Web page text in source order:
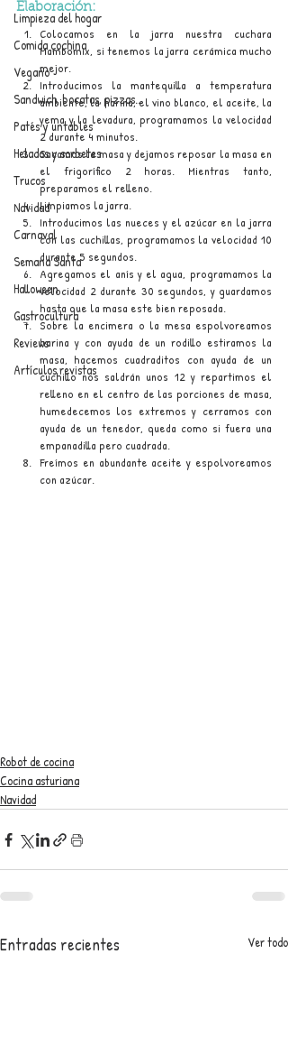
Limpieza del hogar
Comida cochina
Vegano
Sandwich, bocatas, pizzas...
Patés y untables
Helados y sorbetes
Trucos
Navidad
Carnaval
Semana Santa
Halloween
Gastrocultura
Reviews
Artículos revistas
Elaboración:
Colocamos en la jarra nuestra cuchara
Mambomix, si tenemos la jarra cerámica mucho
mejor.
Introducimos la mantequilla a temperatura
ambiente, la harina, el vino blanco, el aceite, la
yema y la levadura, programamos la velocidad
2 durante 4 minutos.
Sacamos la masa y dejamos reposar la masa en
el frigorífico 2 horas. Mientras tanto,
preparamos el relleno.
Limpiamos la jarra.
Introducimos las nueces y el azúcar en la jarra
con las cuchillas, programamos la velocidad 10
durante 5 segundos.
Agregamos el anís y el agua, programamos la
velocidad 2 durante 30 segundos, y guardamos
hasta que la masa este bien reposada.
Sobre la encimera o la mesa espolvoreamos
harina y con ayuda de un rodillo estiramos la
masa, hacemos cuadraditos con ayuda de un
cuchillo nos saldrán unos 12 y repartimos el
relleno en el centro de las porciones de masa,
humedecemos los extremos y cerramos con
ayuda de un tenedor, queda como si fuera una
empanadilla pero cuadrada.
Freímos en abundante aceite y espolvoreamos
con azúcar.
Robot de cocina
Cocina asturiana
Navidad
Entradas recientes Ver todo